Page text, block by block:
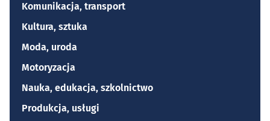
Komunikacja, transport
Kultura, sztuka
Moda, uroda
Motoryzacja
Nauka, edukacja, szkolnictwo
Produkcja, usługi